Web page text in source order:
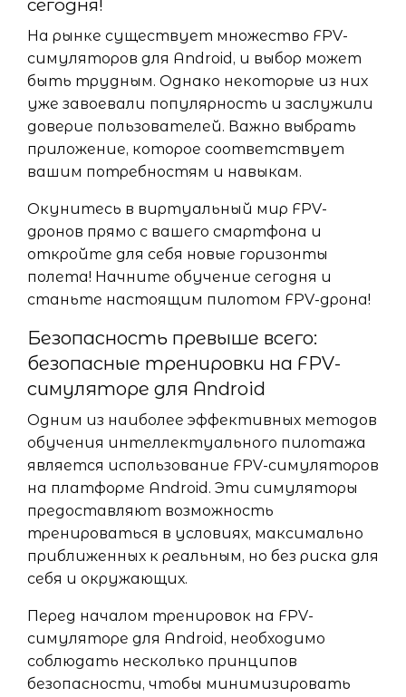
сегодня!
На рынке существует множество FPV-
симуляторов для Android, и выбор может
быть трудным. Однако некоторые из них
уже завоевали популярность и заслужили
доверие пользователей. Важно выбрать
приложение, которое соответствует
вашим потребностям и навыкам.
Окунитесь в виртуальный мир FPV-
дронов прямо с вашего смартфона и
откройте для себя новые горизонты
полета! Начните обучение сегодня и
станьте настоящим пилотом FPV-дрона!
Безопасность превыше всего:
безопасные тренировки на FPV-
симуляторе для Android
Одним из наиболее эффективных методов
обучения интеллектуального пилотажа
является использование FPV-симуляторов
на платформе Android. Эти симуляторы
предоставляют возможность
тренироваться в условиях, максимально
приближенных к реальным, но без риска для
себя и окружающих.
Перед началом тренировок на FPV-
симуляторе для Android, необходимо
соблюдать несколько принципов
безопасности, чтобы минимизировать